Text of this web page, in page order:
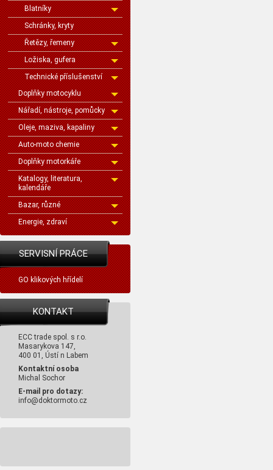
Blatníky
Schránky, kryty
Řetězy, řemeny
Ložiska, gufera
Technické příslušenství
Doplňky motocyklu
Nářadí, nástroje, pomůcky
Oleje, maziva, kapaliny
Auto-moto chemie
Doplňky motorkáře
Katalogy, literatura,
kalendáře
Bazar, různé
Energie, zdraví
SERVISNÍ PRÁCE
GO klikových hřídelí
KONTAKT
ECC trade spol. s r.o.
Masarykova 147,
400 01, Ústí n Labem
Kontaktní osoba
Michal Sochor
E-mail pro dotazy:
info@doktormoto.cz